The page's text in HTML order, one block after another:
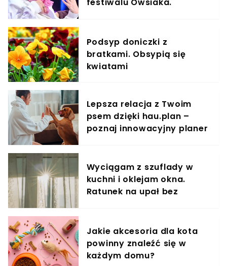
Podsyp doniczki z
bratkami. Obsypią się
kwiatami
Lepsza relacja z Twoim
psem dzięki hau.plan –
poznaj innowacyjny planer
Wyciągam z szuflady w
kuchni i oklejam okna.
Ratunek na upał bez
Jakie akcesoria dla kota
powinny znaleźć się w
każdym domu?